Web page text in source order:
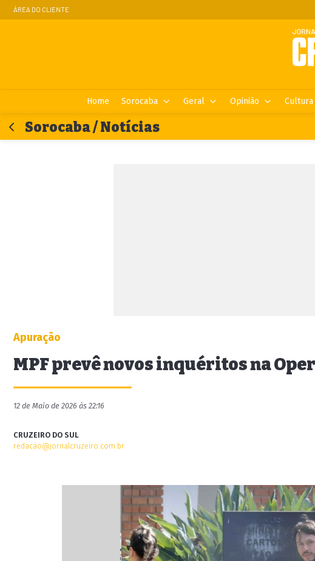
ÁREA DO CLIENTE
Home Sorocaba Geral Opinião Cultura
Sorocaba / Notícias
Apuração
MPF prevê novos inquéritos na
12 de Maio de 2026 às 22:16
CRUZEIRO DO SUL
redacao@jornalcruzeiro.com.br